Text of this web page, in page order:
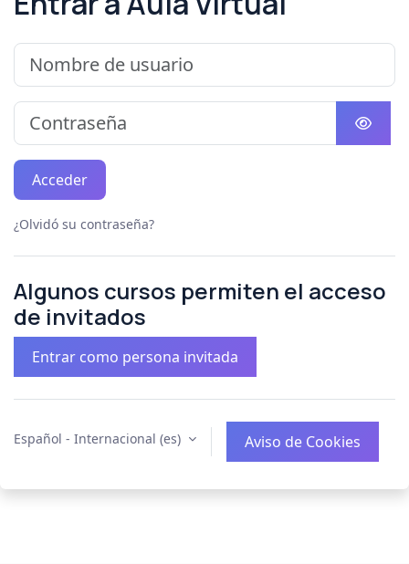
Nombre de usuario
Contraseña
Acceder
¿Olvidó su contraseña?
Algunos cursos permiten el acceso
de invitados
Entrar como persona invitada
Español - Internacional ‎(es)‎ Aviso de Cookies